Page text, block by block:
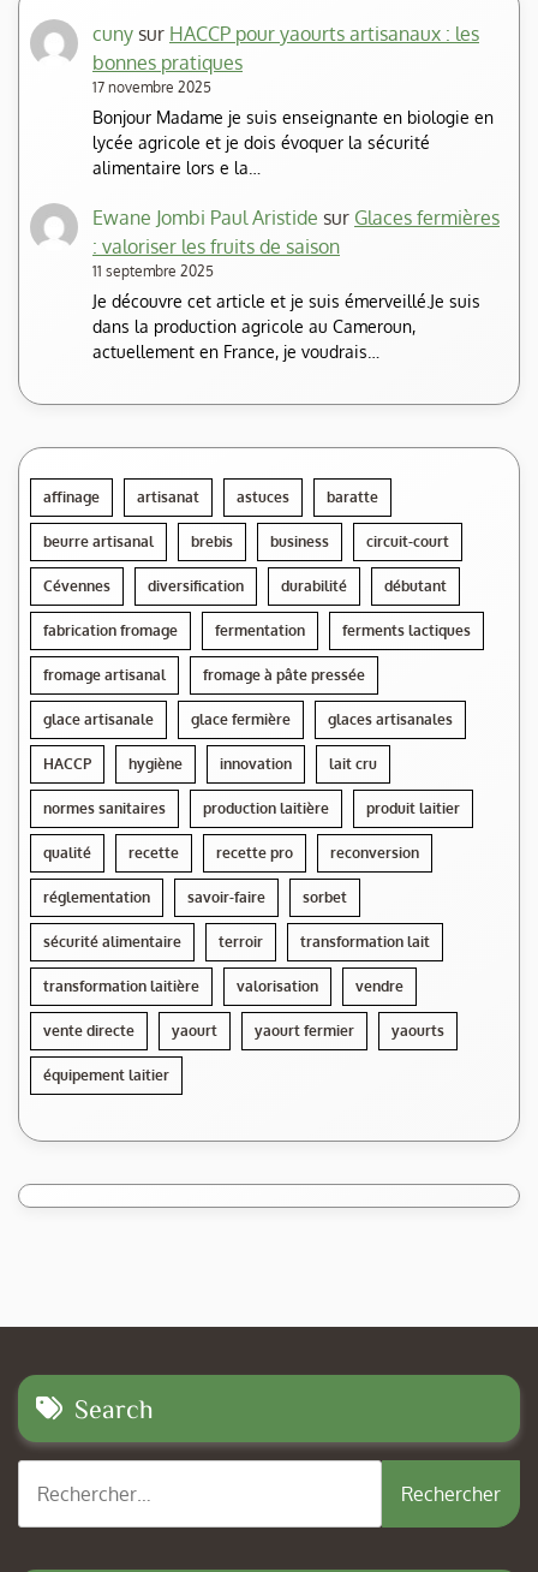
cuny sur HACCP pour yaourts artisanaux : les
bonnes pratiques
17 novembre 2025
Bonjour Madame je suis enseignante en biologie en
lycée agricole et je dois évoquer la sécurité
alimentaire lors e la…
Ewane Jombi Paul Aristide sur Glaces fermières
: valoriser les fruits de saison
11 septembre 2025
Je découvre cet article et je suis émerveillé.Je suis
dans la production agricole au Cameroun,
actuellement en France, je voudrais…
affinage artisanat astuces baratte
beurre artisanal brebis business circuit-court
Cévennes diversification durabilité débutant
fabrication fromage fermentation ferments lactiques
fromage artisanal fromage à pâte pressée
glace artisanale glace fermière glaces artisanales
HACCP hygiène innovation lait cru
normes sanitaires production laitière produit laitier
qualité recette recette pro reconversion
réglementation savoir-faire sorbet
sécurité alimentaire terroir transformation lait
transformation laitière valorisation vendre
vente directe yaourt yaourt fermier yaourts
équipement laitier
Search